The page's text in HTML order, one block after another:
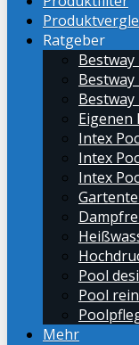
Ratgeber
Eigenen
Intex
Intex
Intex
Pool
Pool
Mehr